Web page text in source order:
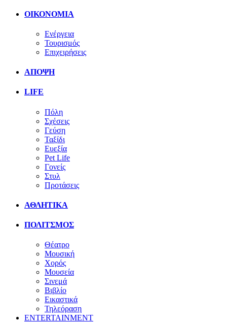
ΟΙΚΟΝΟΜΙΑ
Ενέργεια
Τουρισμός
Επιχειρήσεις
ΑΠΟΨΗ
LIFE
Πόλη
Σχέσεις
Γεύση
Ταξίδι
Ευεξία
Pet Life
Γονείς
Στυλ
Προτάσεις
ΑΘΛΗΤΙΚΑ
ΠΟΛΙΤΣΜΟΣ
Θέατρο
Μουσική
Χορός
Μουσεία
Σινεμά
Βιβλίο
Εικαστικά
Τηλεόραση
ENTERTAINMENT